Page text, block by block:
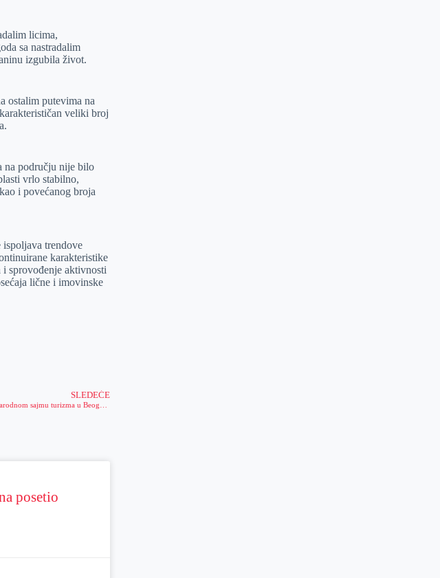
licima,
sa nastradalim
izgubila život.
ostalim putevima na
veliki broj
na području nije bilo
vrlo stabilno,
i povećanog broja
trendove
karakteristike
i sprovođenje aktivnosti
lične i imovinske
SLEDEĆE
posetio